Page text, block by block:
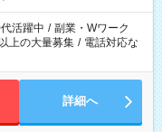
活躍中 / 副業・Wワーク
上の大量募集 / 電話対応な
詳細へ